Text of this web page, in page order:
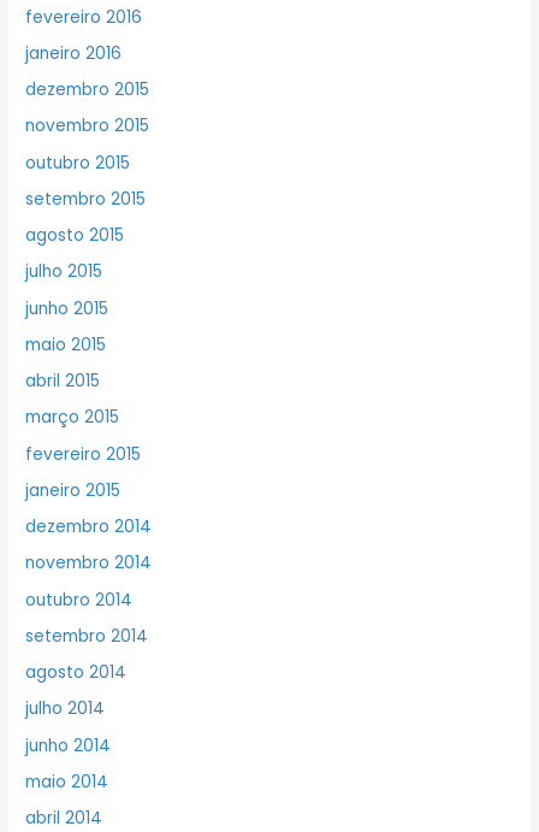
fevereiro 2016
janeiro 2016
dezembro 2015
novembro 2015
outubro 2015
setembro 2015
agosto 2015
julho 2015
junho 2015
maio 2015
abril 2015
março 2015
fevereiro 2015
janeiro 2015
dezembro 2014
novembro 2014
outubro 2014
setembro 2014
agosto 2014
julho 2014
junho 2014
maio 2014
abril 2014